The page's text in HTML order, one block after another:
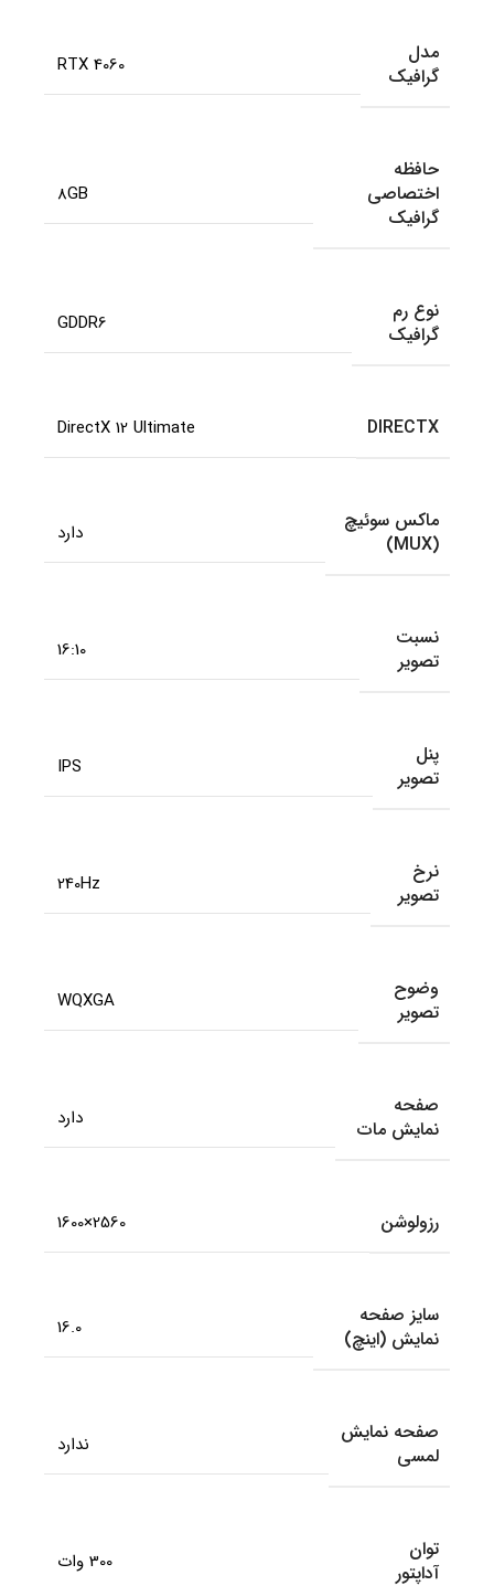
مدل
گرافیک
RTX 4060
حافظه
اختصاصی
گرافیک
8GB
نوع رم
گرافیک
GDDR6
DIRECTX
DirectX 12 Ultimate
ماکس سوئیچ
(MUX)
دارد
نسبت
تصویر
16:10
پنل
تصویر
IPS
نرخ
تصویر
240Hz
وضوح
تصویر
WQXGA
صفحه
نمایش مات
دارد
رزولوشن 2560×1600
سایز صفحه
نمایش (اینچ)
16.0
صفحه نمایش
لمسی
ندارد
توان
آداپتور
300 وات